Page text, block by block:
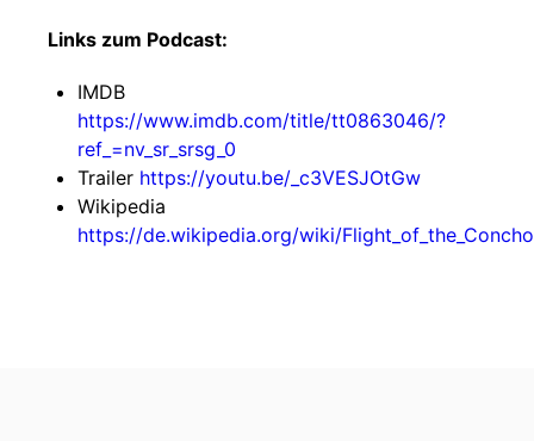
Links zum Podcast:
IMDB
https://www.imdb.com/title/tt0863046/?
ref_=nv_sr_srsg_0
Trailer https://youtu.be/_c3VESJOtGw
Wikipedia
https://de.wikipedia.org/wiki/